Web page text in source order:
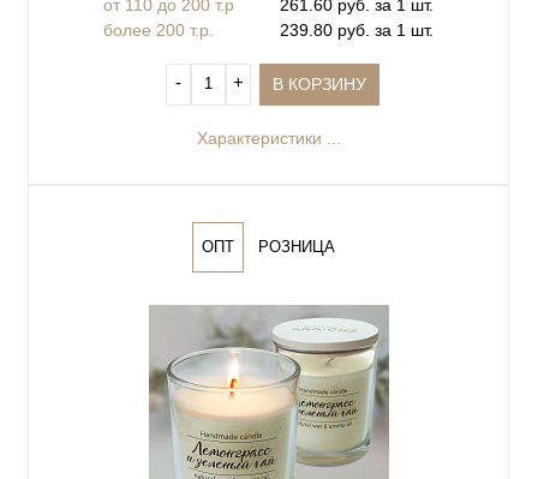
от 110 до 200 т.р
261.60 руб. за 1 шт.
более 200 т.р.
239.80 руб. за 1 шт.
‐ + В КОРЗИНУ
Характеристики ...
ОПТ РОЗНИЦА